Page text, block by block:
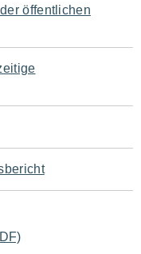
öffentlichen